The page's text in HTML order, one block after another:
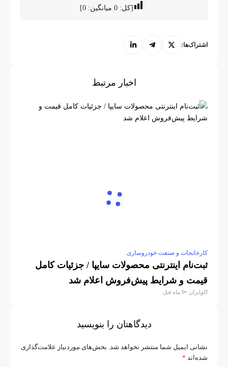
[کل:0 میانگین:0
]
اشتراک‌ها:
اخبار مرتبط
کارخانجات و صنعت خودروسازی
ثبت‌نام اینترنتی محصولات سایپا / جزئیات کامل
قیمت و شرایط پیش‌فروش اعلام شد
اکوایران 9 ماه قبل
دیدگاهتان را بنویسید
نشانی ایمیل شما منتشر نخواهد شد.
بخش‌های موردنیاز علامت‌گذاری
شده‌اند *